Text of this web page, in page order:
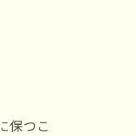
保つこ